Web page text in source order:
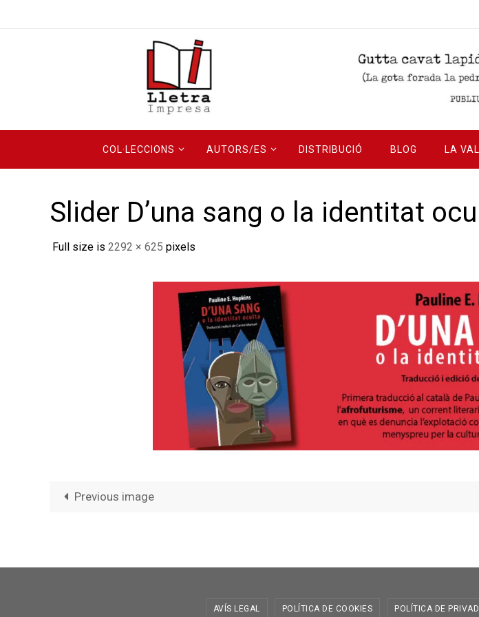
COL·LECCIONS AUTORS/ES DISTRIBUCIÓ BLOG LA
Slider D’una sang o la identitat
Full size is 2292 × 625 pixels
Previous image
AVÍS LEGAL POLÍTICA DE COOKIES POLÍTICA DE